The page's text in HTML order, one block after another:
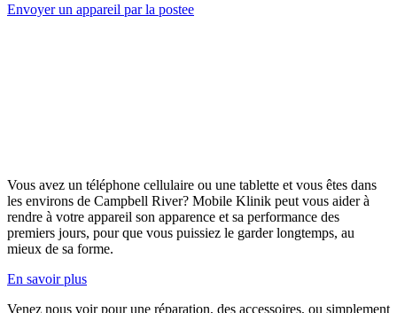
Envoyer un appareil par la postee
Vous avez un téléphone cellulaire ou une tablette et vous êtes dans
les environs de Campbell River? Mobile Klinik peut vous aider à
rendre à votre appareil son apparence et sa performance des
premiers jours, pour que vous puissiez le garder longtemps, au
mieux de sa forme.
En savoir plus
Venez nous voir pour une réparation, des accessoires, ou simplement